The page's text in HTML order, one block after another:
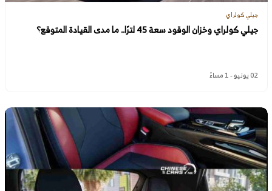
جيلي كولراي
جيلي كولراي وخزان الوقود سعة 45 لترًا.. ما مدى القيادة المتوقع؟
02 يونيو - 1 مساءً